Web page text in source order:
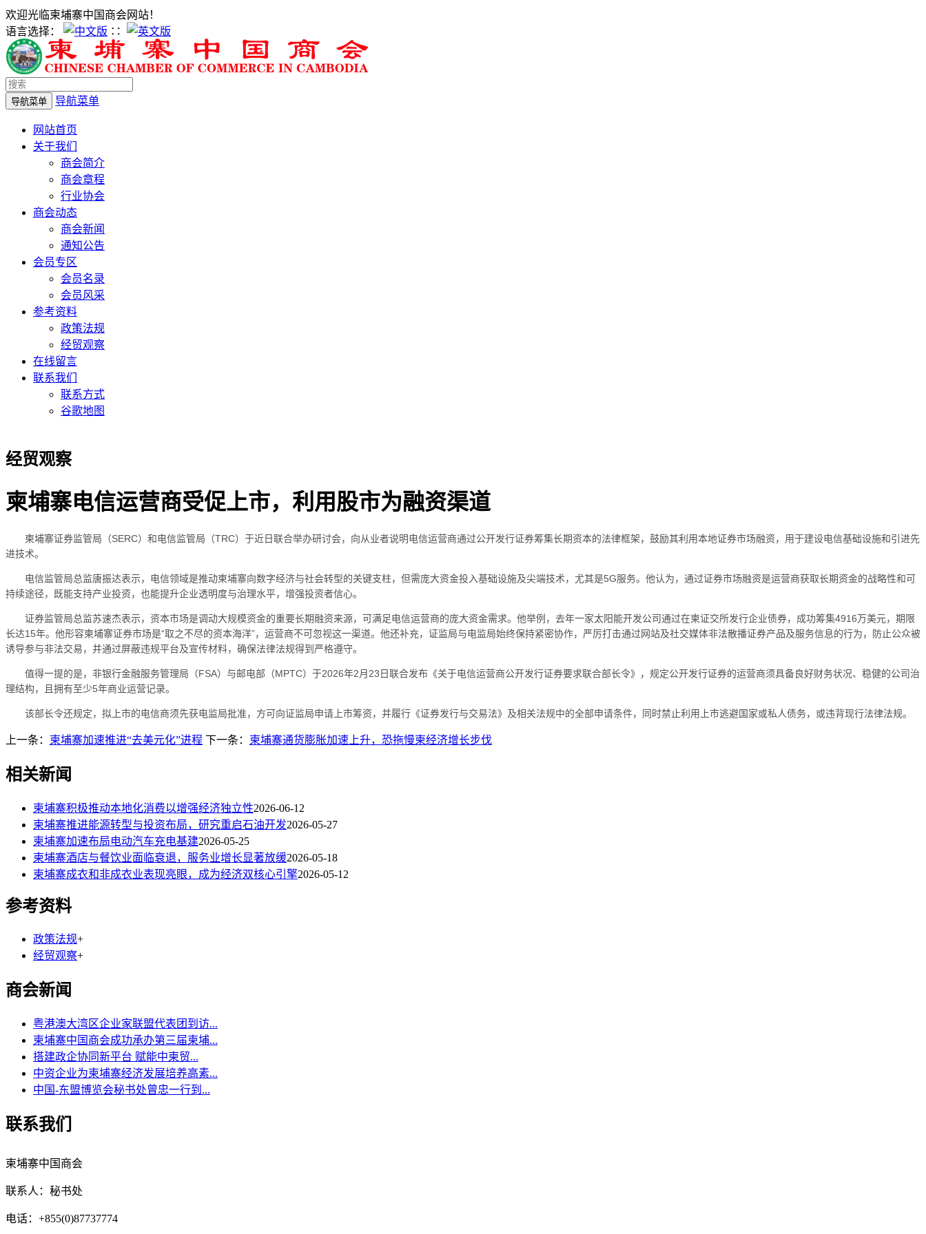
欢迎光临柬埔寨中国商会网站！
语言选择：
∷
导航菜单 导航菜单
网站首页
关于我们
商会简介
商会章程
行业协会
商会动态
商会新闻
通知公告
会员专区
会员名录
会员风采
参考资料
政策法规
经贸观察
在线留言
联系我们
联系方式
谷歌地图
经贸观察
柬埔寨电信运营商受促上市，利用股市为融资渠道
柬埔寨证券监管局（SERC）和电信监管局（TRC）于近日联合举办研讨会，向从业者说明电信运营商通过公开发行证券筹集长期资本的法律框架，鼓励其利用本地证券市场融资，用于建设电信基础设施和引进先
进技术。
电信监管局总监唐振达表示，电信领域是推动柬埔寨向数字经济与社会转型的关键支柱，但需庞大资金投入基础设施及尖端技术，尤其是5G服务。他认为，通过证券市场融资是运营商获取长期资金的战略性和可
持续途径，既能支持产业投资，也能提升企业透明度与治理水平，增强投资者信心。
证券监管局总监苏速杰表示，资本市场是调动大规模资金的重要长期融资来源，可满足电信运营商的庞大资金需求。他举例，去年一家太阳能开发公司通过在柬证交所发行企业债券，成功筹集4916万美元，期限
长达15年。他形容柬埔寨证券市场是“取之不尽的资本海洋”，运营商不可忽视这一渠道。他还补充，证监局与电监局始终保持紧密协作，严厉打击通过网站及社交媒体非法散播证券产品及服务信息的行为，防止公众被
诱导参与非法交易，并通过屏蔽违规平台及宣传材料，确保法律法规得到严格遵守。
值得一提的是，非银行金融服务管理局（FSA）与邮电部（MPTC）于2026年2月23日联合发布《关于电信运营商公开发行证券要求联合部长令》，规定公开发行证券的运营商须具备良好财务状况、稳健的公司治
理结构，且拥有至少5年商业运营记录。
该部长令还规定，拟上市的电信商须先获电监局批准，方可向证监局申请上市筹资，并履行《证券发行与交易法》及相关法规中的全部申请条件，同时禁止利用上市逃避国家或私人债务，或违背现行法律法规。
上一条： 柬埔寨加速推进“去美元化”进程 下一条： 柬埔寨通货膨胀加速上升，恐拖慢柬经济增长步伐
相关新闻
柬埔寨积极推动本地化消费以增强经济独立性2026-06-12
柬埔寨推进能源转型与投资布局，研究重启石油开发2026-05-27
柬埔寨加速布局电动汽车充电基建2026-05-25
柬埔寨酒店与餐饮业面临衰退，服务业增长显著放缓2026-05-18
柬埔寨成衣和非成衣业表现亮眼，成为经济双核心引擎2026-05-12
参考资料
政策法规+
经贸观察+
商会新闻
粤港澳大湾区企业家联盟代表团到访...
柬埔寨中国商会成功承办第三届柬埔...
搭建政企协同新平台 赋能中柬贸...
中资企业为柬埔寨经济发展培养高素...
中国-东盟博览会秘书处曾忠一行到...
联系我们
柬埔寨中国商会
联系人：秘书处
电话：+855(0)87737774